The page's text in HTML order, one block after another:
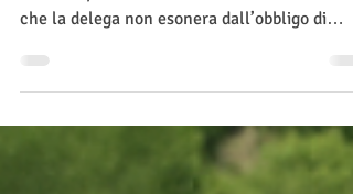
Se il commercialista sbaglia, il contribuente
resta responsabile: la Cassazione chiarisce